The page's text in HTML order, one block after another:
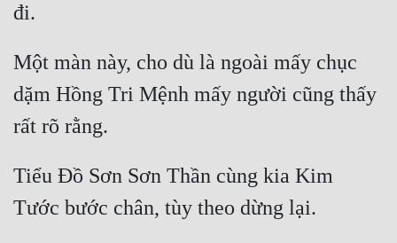
đi.
Một màn này, cho dù là ngoài mấy chục
dặm Hồng Tri Mệnh mấy người cũng thấy
rất rõ rằng.
Tiểu Đồ Sơn Sơn Thần cùng kia Kim
Tước bước chân, tùy theo dừng lại.